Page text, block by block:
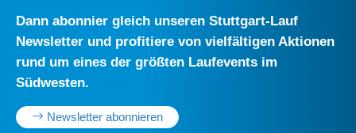
Dann abonnier gleich unseren Stuttgart-Lauf
Newsletter und profitiere von vielfältigen Aktionen
rund um eines der größten Laufevents im
Südwesten.
Newsletter abonnieren